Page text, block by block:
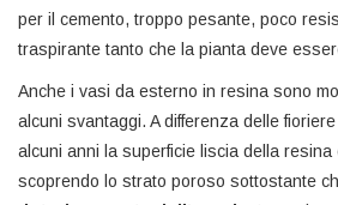
per il cemento, troppo pesante, poco
traspirante tanto che la pianta deve
Anche i vasi da esterno in resina sono
alcuni svantaggi. A differenza delle
alcuni anni la superficie liscia della resina
scoprendo lo strato poroso sottostante